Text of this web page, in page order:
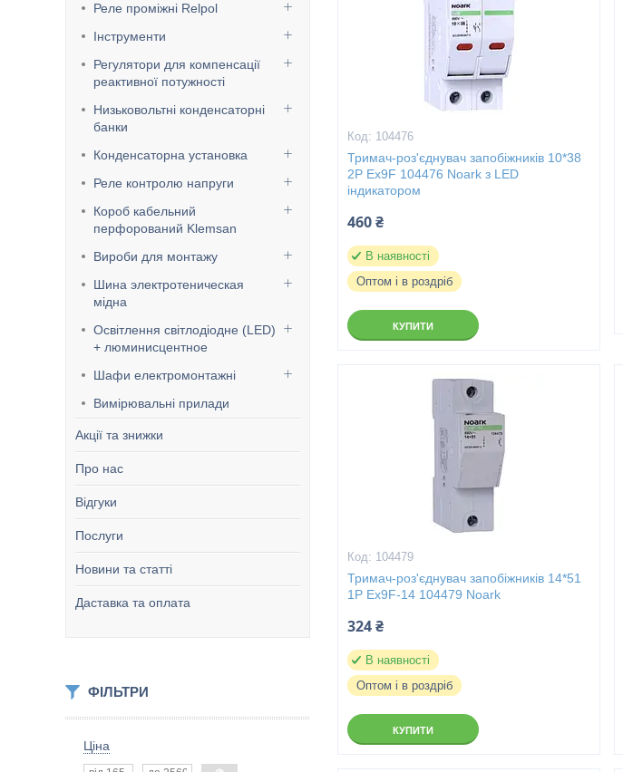
Реле проміжні Relpol
Інструменти
Регулятори для компенсації
реактивної потужності
Низьковольтні конденсаторні
банки
Конденсаторна установка
Реле контролю напруги
Короб кабельний
перфорований Klemsan
Вироби для монтажу
Шина электротеническая
мідна
Освітлення світлодіодне (LED)
+ люминисцентное
Шафи електромонтажні
Вимірювальні прилади
Акції та знижки
Про нас
Відгуки
Послуги
Новини та статті
Даставка та оплата
ФІЛЬТРИ
Ціна
104476
Тримач-роз'єднувач запобіжників 10*38
2P Ex9F 104476 Noark з LED
індикатором
460 ₴
В наявності
Оптом і в роздріб
КУПИТИ
104479
Тримач-роз'єднувач запобіжників 14*51
1P Ex9F-14 104479 Noark
324 ₴
В наявності
Оптом і в роздріб
КУПИТИ